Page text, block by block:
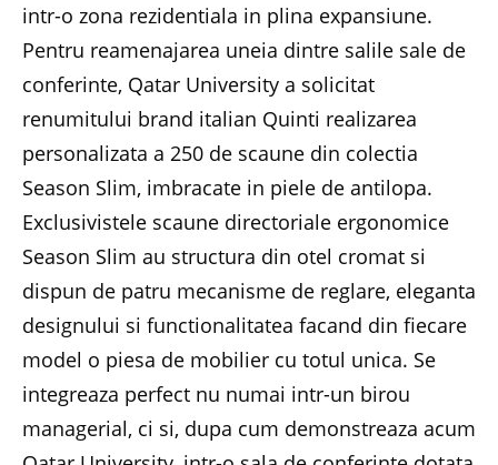
intr-o zona rezidentiala in plina expansiune.
Pentru reamenajarea uneia dintre salile sale de
conferinte, Qatar University a solicitat
renumitului brand italian Quinti realizarea
personalizata a 250 de scaune din colectia
Season Slim, imbracate in piele de antilopa.
Exclusivistele scaune directoriale ergonomice
Season Slim au structura din otel cromat si
dispun de patru mecanisme de reglare, eleganta
designului si functionalitatea facand din fiecare
model o piesa de mobilier cu totul unica. Se
integreaza perfect nu numai intr-un birou
managerial, ci si, dupa cum demonstreaza acum